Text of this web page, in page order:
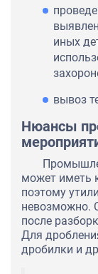
иных
вывоз
Нюансы
может иметь
поэтому
невозможно.
после
Для
дробилки и